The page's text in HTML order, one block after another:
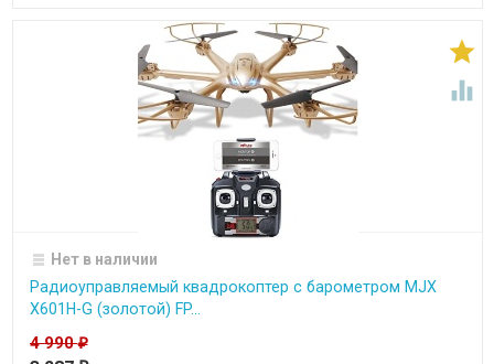


Нет в наличии
Радиоуправляемый квадрокоптер с барометром MJX
X601H-G (золотой) FP...
4 990₽